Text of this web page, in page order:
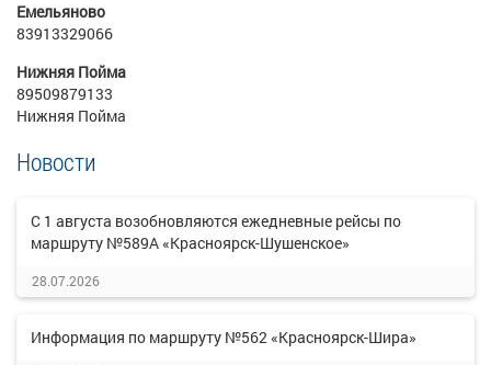
Емельяново
83913329066
Нижняя Пойма
89509879133
Нижняя Пойма
Новости
С 1 августа возобновляются ежедневные рейсы по
маршруту №589А «Красноярск-Шушенское»
28.07.2026
Информация по маршруту №562 «Красноярск-Шира»